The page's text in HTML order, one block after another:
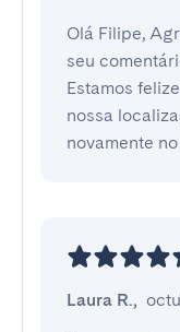
Olá Filipe,
seu
Estamos
nossa
novamente
Laura R.,